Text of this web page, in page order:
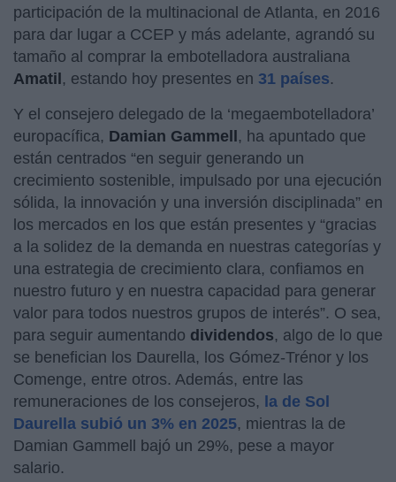
participación de la multinacional de Atlanta, en 2016
para dar lugar a CCEP y más adelante, agrandó su
tamaño al comprar la embotelladora australiana
Amatil, estando hoy presentes en 31 países.
Y el consejero delegado de la ‘megaembotelladora’
europacífica, Damian Gammell, ha apuntado que
están centrados “en seguir generando un
crecimiento sostenible, impulsado por una ejecución
sólida, la innovación y una inversión disciplinada” en
los mercados en los que están presentes y “gracias
a la solidez de la demanda en nuestras categorías y
una estrategia de crecimiento clara, confiamos en
nuestro futuro y en nuestra capacidad para generar
valor para todos nuestros grupos de interés”. O sea,
para seguir aumentando dividendos, algo de lo que
se benefician los Daurella, los Gómez-Trénor y los
Comenge, entre otros. Además, entre las
remuneraciones de los consejeros, la de Sol
Daurella subió un 3% en 2025, mientras la de
Damian Gammell bajó un 29%, pese a mayor
salario.